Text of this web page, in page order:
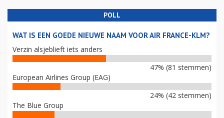
POLL
WAT IS EEN GOEDE NIEUWE NAAM VOOR AIR FRANCE-KLM?
Verzin alsjeblieft iets anders
47% (81 stemmen)
European Airlines Group (EAG)
24% (42 stemmen)
The Blue Group